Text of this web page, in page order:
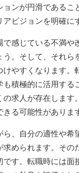
ョンが円滑である
アビジョンを明確に
で感じている不満や
う。そして、それ
けやすくなります。
も積極的に活用する
の求人が存在します
る可能性がありま
ら、自分の適性や
求められます。その
です。転職時には面